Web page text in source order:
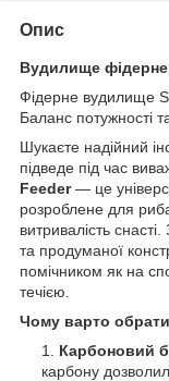
Опис
Вудилище фідерне
Фідерне вудилище
Баланс потужності
Шукаєте надійний
підведе під час
Feeder— це
розроблене для
витривалість
та продуманої
помічником як на
течією.
Чому варто
Карбоновий
карбону